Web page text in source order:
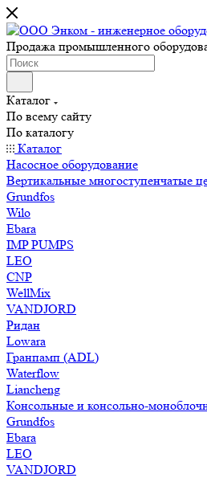
Продажа промышленного
Каталог
По всему сайту
По каталогу
Каталог
Насосное оборудование
Вертикальные многоступенчатые
Grundfos
Wilo
Ebara
IMP PUMPS
LEO
CNP
WellMix
VANDJORD
Ридан
Lowara
Гранпамп (ADL)
Waterflow
Liancheng
Консольные и консольно-
Grundfos
Ebara
LEO
VANDJORD